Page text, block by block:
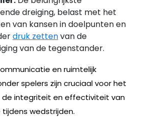
dreiging, belast met het
van kansen in doelpunten en
druk zettenvan de
van de tegenstander.
en ruimtelijk
spelers zijn cruciaal voor het
de integriteit en effectiviteit van
wedstrijden.